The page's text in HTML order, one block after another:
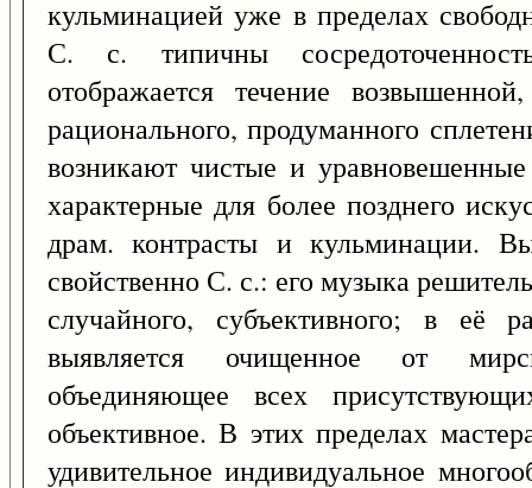
кульминацией уже в пределах
С. с. типичны
отображается течение
рационального, продуманного
возникают чистые и
характерные для более позднего
драм. контрасты и кульминации.
свойственно С. с.: его музыка
случайного, субъективного; в её
выявляется очищенное от
объединяющее всех
объективное. В этих пределах
удивительное индивидуальное